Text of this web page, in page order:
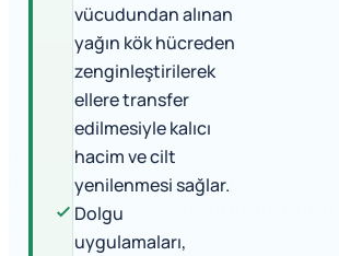
vücudundan alınan
yağın kök hücreden
zenginleştirilerek
ellere transfer
edilmesiyle kalıcı
hacim ve cilt
yenilenmesi sağlar.
Dolgu
uygulamaları,